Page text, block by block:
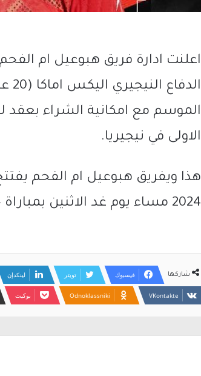
اعلنت ادارة فريق هبوعيل ام
الاولى في نيجيريا.
2024 مساء يوم غد الاثنين بمباراة خارجية صعبة امام هبوعيل بيتح تكفا.
شاركها فيسبوك تويتر لينكدإن
Odnoklassniki بوكيت